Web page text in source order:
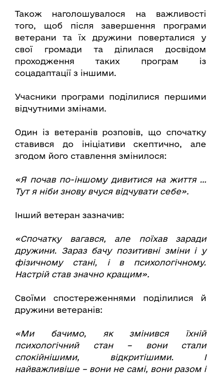
Також наголошувалося на важливості
того, щоб після завершення програми
ветерани та їх дружини поверталися у
свої громади та ділилася досвідом
проходження таких програм із
соцадаптації з іншими.
Учасники програми поділилися першими
відчутними змінами.
Один із ветеранів розповів, що спочатку
ставився до ініціативи скептично, але
згодом його ставлення змінилося:
«Я почав по-іншому дивитися на життя …
Тут я ніби знову вчуся відчувати себе».
Інший ветеран зазначив:
«Спочатку вагався, але поїхав заради
дружини. Зараз бачу позитивні зміни і у
фізичному стані, і в психологічному.
Настрій став значно кращим».
Своїми спостереженнями поділилися й
дружини ветеранів:
«Ми бачимо, як змінився їхній
психологічний стан – вони стали
спокійнішими, відкритішими. І
найважливіше – вони не самі, вони разом і